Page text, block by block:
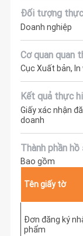
Đối tượng
Doanh nghiệp
Cơ quan quan
Cục Xuất bản,
Kết quả thực
Giấy xác nhận
doanh
Thành phần hồ
Bao gồm
Tên giấy tờ
Đơn đăng ký
phẩm